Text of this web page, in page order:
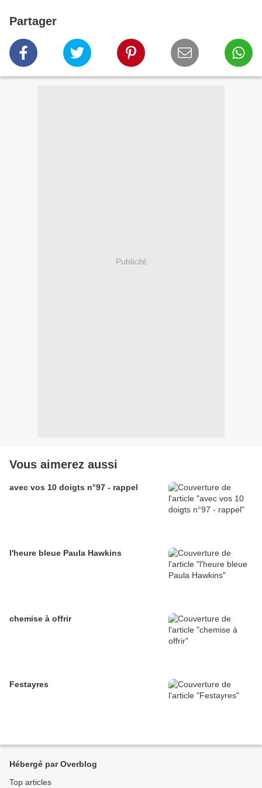
Partager
Publicité
Vous aimerez aussi
avec vos 10 doigts n°97 - rappel
l'heure bleue Paula Hawkins
chemise à offrir
Festayres
Hébergé par Overblog
Top articles